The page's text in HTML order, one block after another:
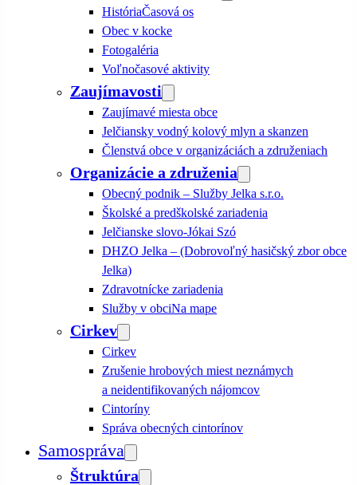
HistóriaČasová os
Obec v kocke
Fotogaléria
Voľnočasové aktivity
Zaujímavosti
Zaujímavé miesta obce
Jelčiansky vodný kolový mlyn a skanzen
Členstvá obce v organizáciách a združeniach
Organizácie a združenia
Obecný podnik – Služby Jelka s.r.o.
Školské a predškolské zariadenia
Jelčianske slovo-Jókai Szó
DHZO Jelka – (Dobrovoľný hasičský zbor obce
Jelka)
Zdravotnícke zariadenia
Služby v obciNa mape
Cirkev
Cirkev
Zrušenie hrobových miest neznámych
a neidentifikovaných nájomcov
Cintoríny
Správa obecných cintorínov
Samospráva
Štruktúra